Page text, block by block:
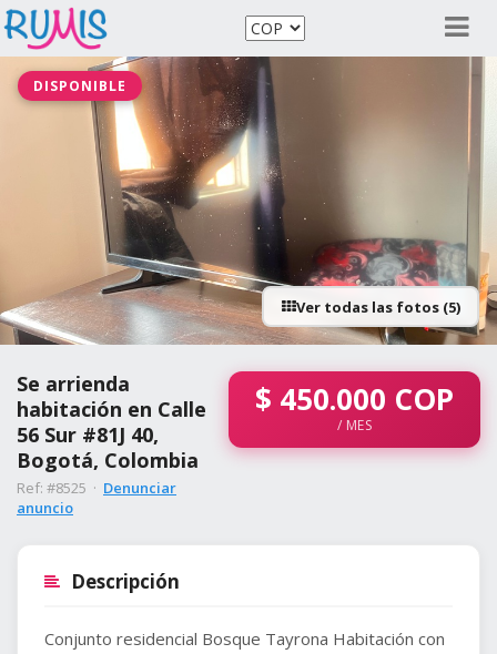
DISPONIBLE
Ver todas las fotos (5)
Se arrienda
habitación en Calle
56 Sur #81J 40,
Bogotá, Colombia
Ref: #8525 · Denunciar
anuncio
$ 450.000 COP
/ MES
Descripción
Conjunto residencial Bosque Tayrona Habitación con